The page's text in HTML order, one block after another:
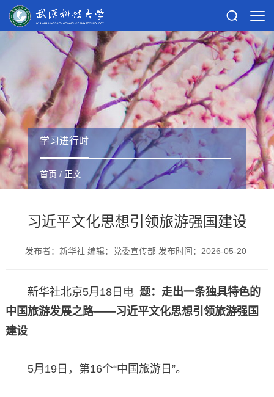
学习进行时
首页 / 正文
习近平文化思想引领旅游强国建设
发布者：新华社 编辑：党委宣传部 发布时间：2026-05-20
新华社北京5月18日电 题：走出一条独具特色的
中国旅游发展之路——习近平文化思想引领旅游强国
建设
5月19日，第16个“中国旅游日”。